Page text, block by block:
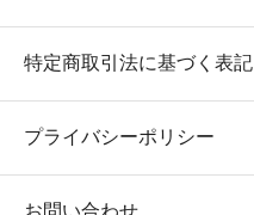
特定商取引法に基づく表記
プライバシーポリシー
お問い合わせ